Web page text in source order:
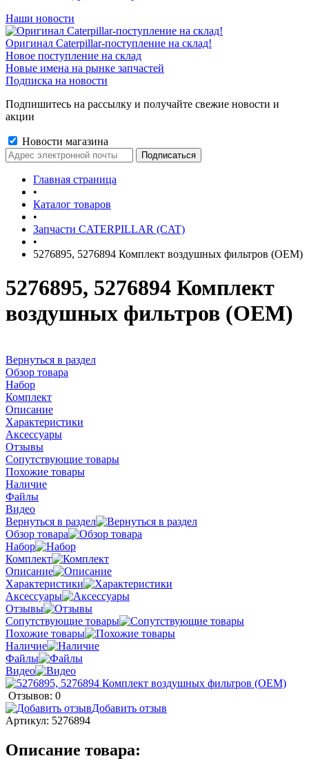
Наши новости
Оригинал Caterpillar-поступление на склад!
Новое поступление на склад
Новые имена на рынке запчастей
Подписка на новости
Подпишитесь на рассылку и получайте свежие новости и
акции
Новости магазина
Главная страница
•
Каталог товаров
•
Запчасти CATERPILLAR (CAT)
•
5276895, 5276894 Комплект воздушных фильтров (OEM)
5276895, 5276894 Комплект
воздушных фильтров (OEM)
Вернуться в раздел
Обзор товара
Набор
Комплект
Описание
Характеристики
Аксессуары
Отзывы
Сопутствующие товары
Похожие товары
Наличие
Файлы
Видео
Вернуться в раздел
Обзор товара
Набор
Комплект
Описание
Характеристики
Аксессуары
Отзывы
Сопутствующие товары
Похожие товары
Наличие
Файлы
Видео
Отзывов: 0
Добавить отзыв
Артикул: 5276894
Описание товара: